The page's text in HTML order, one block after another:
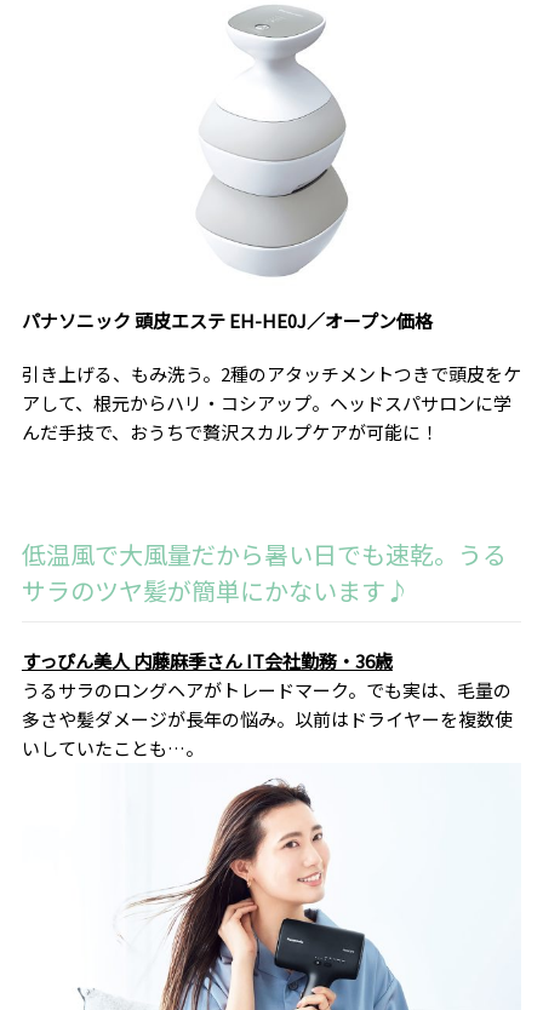
パナソニック 頭皮エステ EH-HE0J／オープン価格
引き上げる、もみ洗う。2種のアタッチメントつきで頭皮をケ
アして、根元からハリ・コシアップ。ヘッドスパサロンに学
んだ手技で、おうちで贅沢スカルプケアが可能に！
低温風で大風量だから暑い日でも速乾。うる
サラのツヤ髪が簡単にかないます♪
すっぴん美人 内藤麻季さん IT会社勤務・36歳
うるサラのロングヘアがトレードマーク。でも実は、毛量の
多さや髪ダメージが長年の悩み。以前はドライヤーを複数使
いしていたことも…。